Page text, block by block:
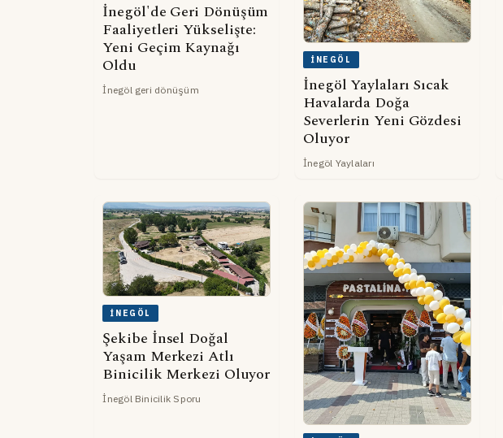
İnegöl'de Geri Dönüşüm
Faaliyetleri Yükselişte:
Yeni Geçim Kaynağı
Oldu
İnegöl geri dönüşüm
İNEGÖL
İnegöl Yaylaları Sıcak
Havalarda Doğa
Severlerin Yeni Gözdesi
Oluyor
İnegöl Yaylaları
İNEGÖL
Şekibe İnsel Doğal
Yaşam Merkezi Atlı
Binicilik Merkezi Oluyor
İnegöl Binicilik Sporu